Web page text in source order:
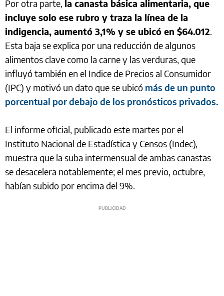
Por otra parte, la canasta básica alimentaria, que
incluye solo ese rubro y traza la línea de la
indigencia, aumentó 3,1% y se ubicó en $64.012.
Esta baja se explica por una reducción de algunos
alimentos clave como la carne y las verduras, que
influyó también en el Indice de Precios al Consumidor
(IPC) y motivó un dato que se ubicó más de un punto
porcentual por debajo de los pronósticos privados.
El informe oficial, publicado este martes por el
Instituto Nacional de Estadística y Censos (Indec),
muestra que la suba intermensual de ambas canastas
se desacelera notablemente; el mes previo, octubre,
habían subido por encima del 9%.